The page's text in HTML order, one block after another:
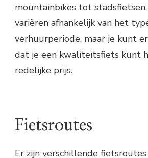
mountainbikes tot
variëren afhankelijk van het
verhuurperiode, maar je kunt
dat je een kwaliteitsfiets kunt
redelijke prijs.
Fietsroutes
Er zijn verschillende